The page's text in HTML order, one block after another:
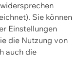
Sie können
Einstellungen
die Nutzung von
auch die